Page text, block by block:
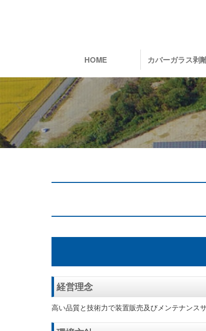
HOME カバーガラス剥
経営理念
高い品質と技術力で装置販売及びメンテナンス